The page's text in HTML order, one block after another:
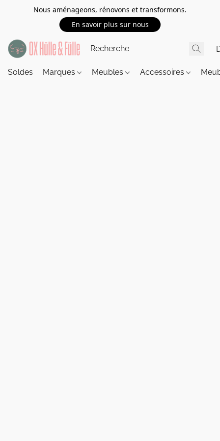
Nous aménageons, rénovons et transformons.
En savoir plus sur nous
Soldes Marques Meubles Accessoires